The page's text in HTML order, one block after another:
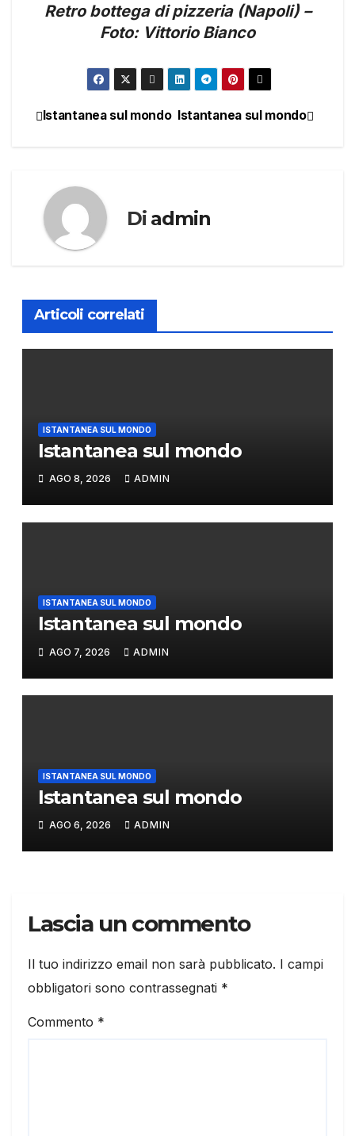
Retro bottega di pizzeria (Napoli) –
Foto: Vittorio Bianco
NavigazioneIstantanea sul mondo
Istantanea sul mondo
Di admin
Articoli correlati
ISTANTANEA SUL MONDO
Istantanea sul mondo
AGO 8, 2026 ADMIN
ISTANTANEA SUL MONDO
Istantanea sul mondo
AGO 7, 2026 ADMIN
ISTANTANEA SUL MONDO
Istantanea sul mondo
AGO 6, 2026 ADMIN
Lascia un commento
Il tuo indirizzo email non sarà pubblicato. I campi
obbligatori sono contrassegnati *
Commento *